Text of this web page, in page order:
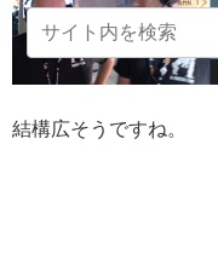
結構広そうですね。